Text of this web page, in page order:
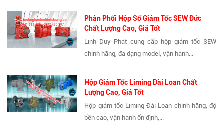
Phân Phối Hộp Số Giảm Tốc SEW Đức
Chất Lượng Cao, Giá Tốt
Linh Duy Phát cung cấp hộp giảm tốc SEW
chính hãng, đa dạng model, vận hành...
Hộp Giảm Tốc Liming Đài Loan Chất
Lượng Cao, Giá Tốt
Hộp giảm tốc Liming Đài Loan chính hãng, độ
bền cao, vận hành ổn định,...